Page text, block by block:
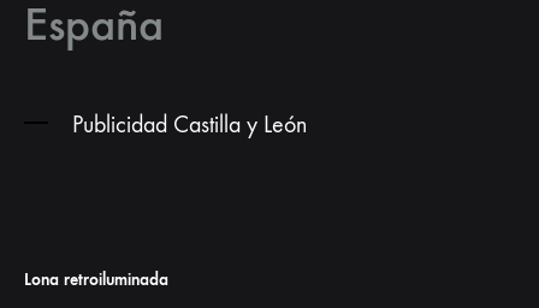
España
Publicidad Castilla y León
Lona retroiluminada